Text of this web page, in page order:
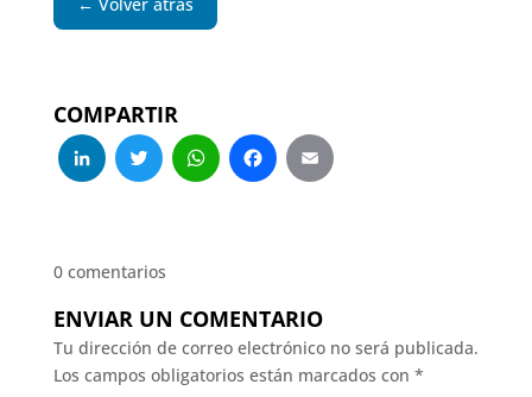
← Volver atrás
COMPARTIR
LinkedIn
Twitter
WhatsApp
Facebook
0 comentarios
ENVIAR UN COMENTARIO
Tu dirección de correo electrónico no será publicada.
Los campos obligatorios están marcados con *